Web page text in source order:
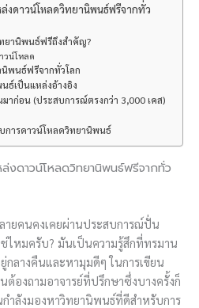
งดาวน์โหลดวิทยานิพนธ์ฟรีจากทั่ว
ยานิพนธ์ฟรีถึงสำคัญ?
วน์โหลด
พนธ์ฟรีจากทั่วโลก
ธ์เป็นแหล่งอ้างอิง
าก่อน (ประสบการณ์ตรงกว่า 3,000 เคส)
การดาวน์โหลดวิทยานิพนธ์
งดาวน์โหลดวิทยานิพนธ์ฟรีจากทั่ว
ยคนคงเคยผ่านประสบการณ์ปั่น
ไหมครับ? มันเป็นความรู้สึกที่ทรมาน
กลางคืนและหามุมดีๆ ในการเขียน
องถามอาจารย์ที่ปรึกษาซึ่งบางครั้งก็
ำลังมองหาวิทยานิพนธ์ที่ดีสำหรับการ